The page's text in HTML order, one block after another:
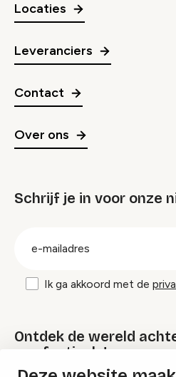
Locaties
Leveranciers
Contact
Over ons
Schrijf je in voor onze
Ik ga akkoord met de
Ontdek de wereld
van festivals!